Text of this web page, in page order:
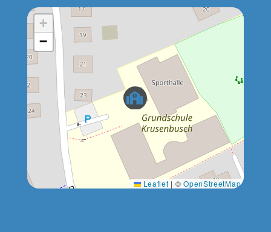
+
−
Leaflet | ©OpenStreetMap